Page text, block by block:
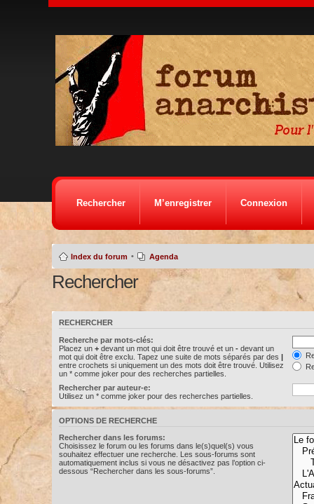
Rechercher M’enregistrer Connexion
Index du forum • Agenda
Rechercher
RECHERCHER
Recherche par mots-clés:
Placez un +devant un mot qui doit être trouvé et un -devant un
mot qui doit être exclu. Tapez une suite de mots séparés par des |
entre crochets si uniquement un des mots doit être trouvé. Utilisez
un * comme joker pour des recherches partielles.
Rechercher par auteur-e:
Utilisez un * comme joker pour des recherches partielles.
OPTIONS DE RECHERCHE
Rechercher dans les forums:
Choisissez le forum ou les forums dans le(s)quel(s) vous
souhaitez effectuer une recherche. Les sous-forums sont
automatiquement inclus si vous ne désactivez pas l’option ci-
dessous “Rechercher dans les sous-forums”.